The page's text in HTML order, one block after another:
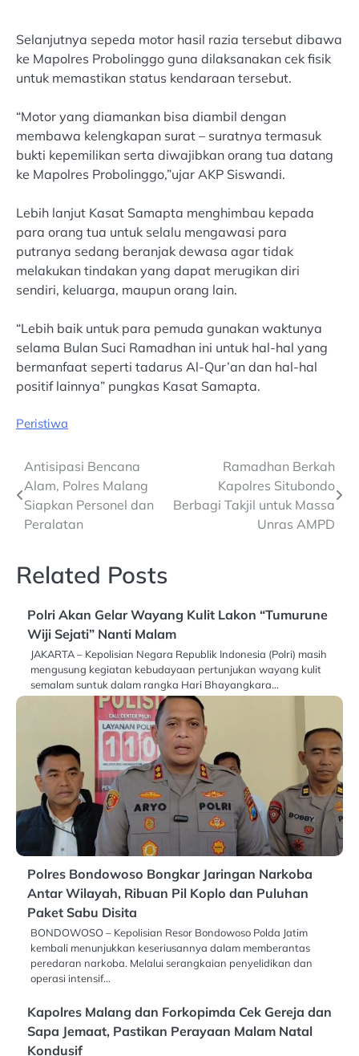
Selanjutnya sepeda motor hasil razia tersebut dibawa
ke Mapolres Probolinggo guna dilaksanakan cek fisik
untuk memastikan status kendaraan tersebut.
“Motor yang diamankan bisa diambil dengan
membawa kelengkapan surat – suratnya termasuk
bukti kepemilikan serta diwajibkan orang tua datang
ke Mapolres Probolinggo,”ujar AKP Siswandi.
Lebih lanjut Kasat Samapta menghimbau kepada
para orang tua untuk selalu mengawasi para
putranya sedang beranjak dewasa agar tidak
melakukan tindakan yang dapat merugikan diri
sendiri, keluarga, maupun orang lain.
“Lebih baik untuk para pemuda gunakan waktunya
selama Bulan Suci Ramadhan ini untuk hal-hal yang
bermanfaat seperti tadarus Al-Qur’an dan hal-hal
positif lainnya” pungkas Kasat Samapta.
Peristiwa
Post
navigation
Antisipasi Bencana
Alam, Polres Malang
Siapkan Personel dan
Peralatan
Ramadhan Berkah
Kapolres Situbondo
Berbagi Takjil untuk Massa
Unras AMPD
Related Posts
Polri Akan Gelar Wayang Kulit Lakon “Tumurune
Wiji Sejati” Nanti Malam
JAKARTA – Kepolisian Negara Republik Indonesia (Polri) masih
mengusung kegiatan kebudayaan pertunjukan wayang kulit
semalam suntuk dalam rangka Hari Bhayangkara…
Polres Bondowoso Bongkar Jaringan Narkoba
Antar Wilayah, Ribuan Pil Koplo dan Puluhan
Paket Sabu Disita
BONDOWOSO – Kepolisian Resor Bondowoso Polda Jatim
kembali menunjukkan keseriusannya dalam memberantas
peredaran narkoba. Melalui serangkaian penyelidikan dan
operasi intensif…
Kapolres Malang dan Forkopimda Cek Gereja dan
Sapa Jemaat, Pastikan Perayaan Malam Natal
Kondusif